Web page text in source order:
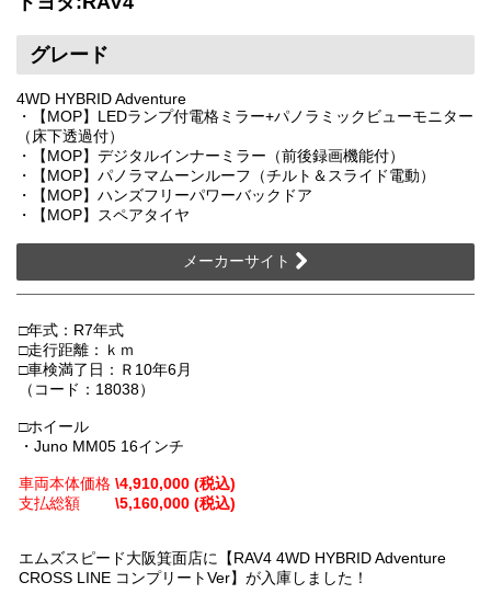
グレード
4WD HYBRID Adventure
・【MOP】LEDランプ付電格ミラー+パノラミックビューモニター
（床下透過付）
・【MOP】デジタルインナーミラー（前後録画機能付）
・【MOP】パノラマムーンルーフ（チルト＆スライド電動）
・【MOP】ハンズフリーパワーバックドア
・【MOP】スペアタイヤ
メーカーサイト
□年式：R7年式
□走行距離：ｋｍ
□車検満了日：Ｒ10年6月
（コード：18038）
□ホイール
・Juno MM05 16インチ
車両本体価格 \4,910,000 (税込)
支払総額 \5,160,000 (税込)
エムズスピード大阪箕面店に【RAV4 4WD HYBRID Adventure
CROSS LINE コンプリートVer】が入庫しました！